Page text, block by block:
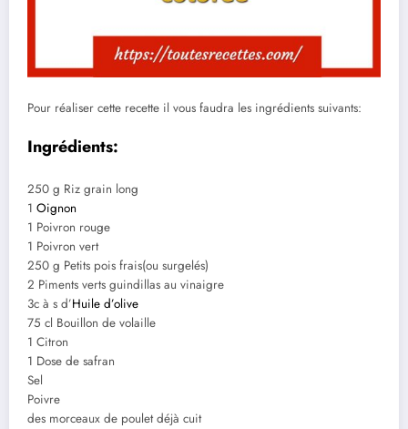
Pour réaliser cette recette il vous faudra les ingrédients suivants:
Ingrédients:
250 g Riz grain long
1 Oignon
1 Poivron rouge
1 Poivron vert
250 g Petits pois frais(ou surgelés)
2 Piments verts guindillas au vinaigre
3c à s d’Huile d’olive
75 cl Bouillon de volaille
1 Citron
1 Dose de safran
Sel
Poivre
des morceaux de poulet déjà cuit